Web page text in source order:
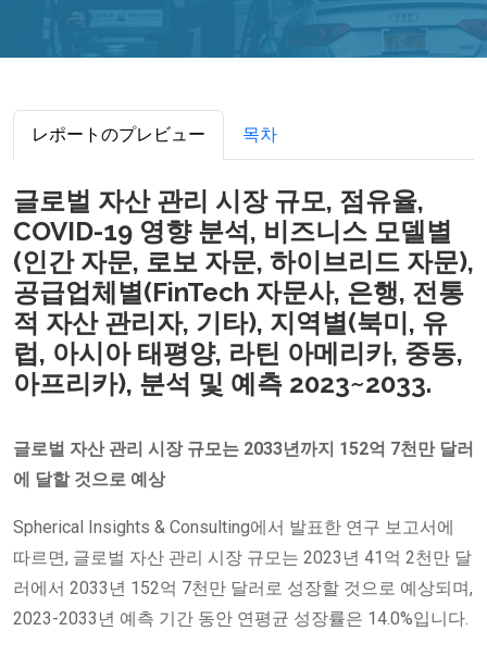
レポートのプレビュー 목차
글로벌 자산 관리 시장 규모, 점유율,
COVID-19 영향 분석, 비즈니스 모델별
(인간 자문, 로보 자문, 하이브리드 자문),
공급업체별(FinTech 자문사, 은행, 전통
적 자산 관리자, 기타), 지역별(북미, 유
럽, 아시아 태평양, 라틴 아메리카, 중동,
아프리카), 분석 및 예측 2023~2033.
글로벌 자산 관리 시장 규모는 2033년까지 152억 7천만 달러
에 달할 것으로 예상
Spherical Insights & Consulting에서 발표한 연구 보고서에
따르면, 글로벌 자산 관리 시장 규모는 2023년 41억 2천만 달
러에서 2033년 152억 7천만 달러로 성장할 것으로 예상되며,
2023-2033년 예측 기간 동안 연평균 성장률은 14.0%입니다.